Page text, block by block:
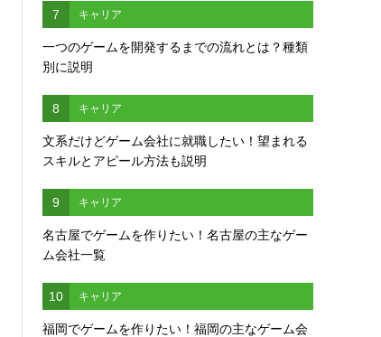
7 キャリア
一つのゲームを開発するまでの流れとは？種類
別に説明
8 キャリア
文系だけどゲーム会社に就職したい！望まれる
スキルとアピール方法も説明
9 キャリア
名古屋でゲームを作りたい！名古屋の主なゲー
ム会社一覧
10 キャリア
福岡でゲームを作りたい！福岡の主なゲーム会